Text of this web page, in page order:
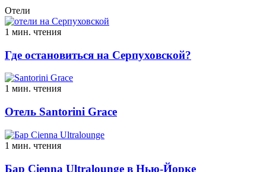
Отели
1 мин. чтения
Где остановиться на Серпуховской?
1 мин. чтения
Отель Santorini Grace
1 мин. чтения
Бар Cienna Ultralounge в Нью-Йорке